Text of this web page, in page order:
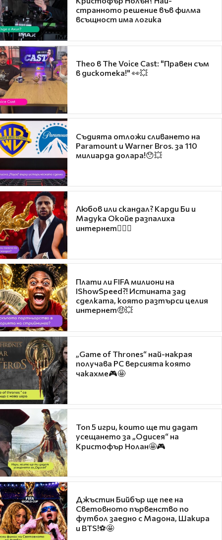
странното решение във филма
всъщност има логика
Theo в The Voice Cast: "Правен съм
в дискотека!" 👀💥
Съдията отложи сливането на
Paramount и Warner Bros. за 110
милиарда долара!😯💥
Любов или скандал? Карди Би и
Мадука Окойе разпалиха
интернет❤️‍🔥🔥
Плати ли FIFA милиони на
IShowSpeed?! Истината зад
сделката, която разтърси целия
интернет🤑💥
„Game of Thrones“ най-накрая
получава PC версията която
чакахме🎮🤩
Топ 5 игри, които ще ти дадат
усещането за „Одисея“ на
Кристофър Нолан🤩🎮
Джъстин Бийбър ще пее на
Световното първенство по
футбол заедно с Мадона, Шакира
и BTS!⚽🤩